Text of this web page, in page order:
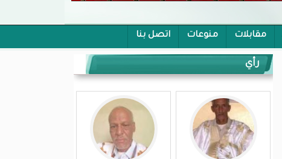
مقابلات منوعات اتصل بنا
رأي